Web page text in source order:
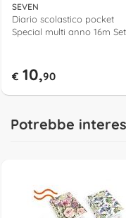
SEVEN
Diario scolastico pocket
Special multi anno 16m
€ 10,90
Potrebbe